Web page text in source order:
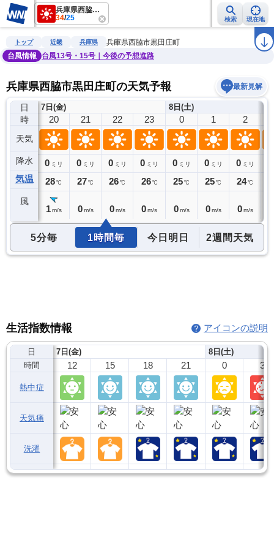
兵庫県西脇市黒田庄町
34/25 検索 現在地
雨雲レーダー 台風情報 地震情報 警報・注意報 ラ
トップ 近畿 兵庫県
兵庫県西脇市黒田庄町
台風情報
台風13号・15号｜今後の予想進路
兵庫県西脇市黒田庄町の天気予報 最新見解
日
時
天気
降水
気温
風
7日(金)
19
0ミリ
30℃
20
0 ミリ
28℃
1 m/s
21
0 ミリ
27℃
0 m/s
22
0 ミリ
26℃
0 m/s
23
0 ミリ
26 ℃
0m/s
8日(土)
0
0 ミリ
25℃
0 m/s
1
0 ミリ
25℃
0 m/s
2
0 ミリ
24℃
0 m/s
5分毎 1時間毎 今日明日 2週間天気
生活指数情報 アイコンの説明
日
時間
熱中症
天気痛
洗濯
7日(金)
12 15 18 21
8日(土)
0 3